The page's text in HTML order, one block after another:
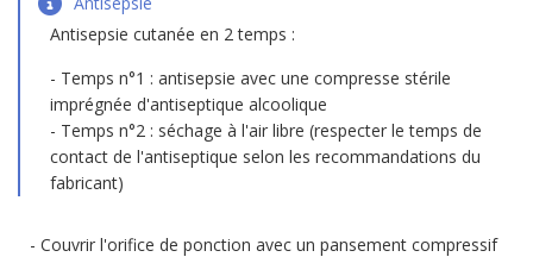
Antisepsie cutanée en 2 temps :
Temps n°1 : antisepsie avec une compresse stérile
imprégnée d'antiseptique alcoolique
Temps n°2 : séchage à l'air libre (respecter le temps de
contact de l'antiseptique selon les recommandations du
fabricant)
Couvrir l'orifice de ponction avec un pansement compressif